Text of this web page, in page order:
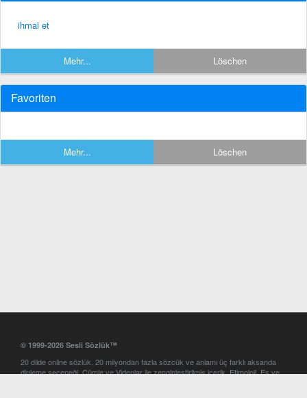
ihmal et
Mehr... Löschen
Favoriten
Mehr... Löschen
© 1999-2026 Sesli Sözlük™
20 dilde online sözlük. 20 milyondan fazla sözcük ve anlamı üç farklı aksanda
dinleme seçeneği. Cümle ve Videolar ile zenginleştirilmiş içerik. Etimoloji, Eş ve